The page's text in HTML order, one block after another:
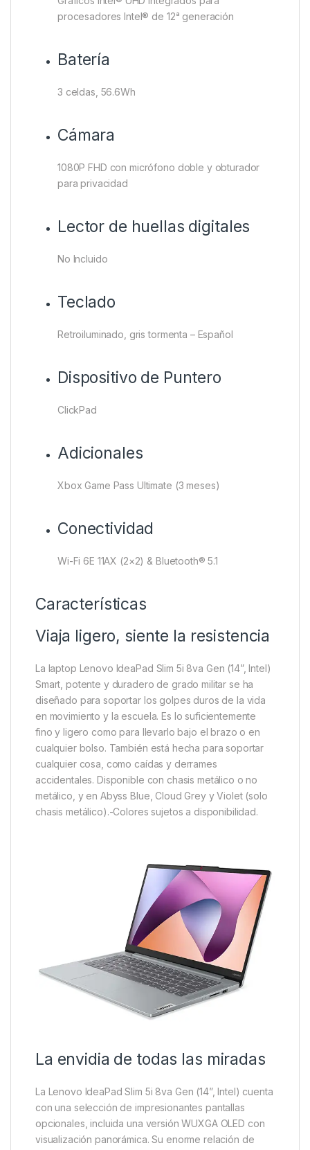
procesadores Intel® de 12ᵃ generación
Batería
3 celdas, 56.6Wh
Cámara
1080P FHD con micrófono doble y obturador
para privacidad
Lector de huellas digitales
No Incluido
Teclado
Retroiluminado, gris tormenta – Español
Dispositivo de Puntero
ClickPad
Adicionales
Xbox Game Pass Ultimate (3 meses)
Conectividad
Wi-Fi 6E 11AX (2×2) & Bluetooth® 5.1
Características
Viaja ligero, siente la resistencia
La laptop Lenovo IdeaPad Slim 5i 8va Gen (14”, Intel)
Smart, potente y duradero de grado militar se ha
diseñado para soportar los golpes duros de la vida
en movimiento y la escuela. Es lo suficientemente
fino y ligero como para llevarlo bajo el brazo o en
cualquier bolso. También está hecha para soportar
cualquier cosa, como caídas y derrames
accidentales. Disponible con chasis metálico o no
metálico, y en Abyss Blue, Cloud Grey y Violet (solo
chasis metálico).-Colores sujetos a disponibilidad.
La envidia de todas las miradas
La Lenovo IdeaPad Slim 5i 8va Gen (14”, Intel) cuenta
con una selección de impresionantes pantallas
opcionales, incluida una versión WUXGA OLED con
visualización panorámica. Su enorme relación de